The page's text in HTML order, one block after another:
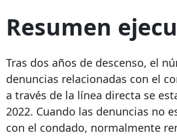
Resumen
Tras dos años de descenso, el
denuncias relacionadas con el
a través de la línea directa se
2022. Cuando las denuncias no
con el condado, normalmente